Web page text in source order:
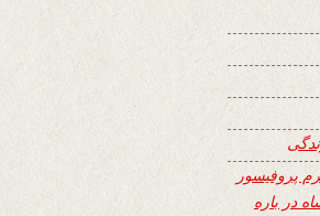
پروفیسور
در باره